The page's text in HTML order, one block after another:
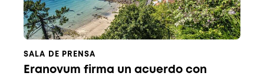
SALA DE PRENSA
Eranovum firma un acuerdo con